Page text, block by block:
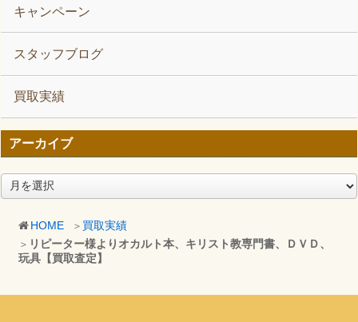
HOME
買取実績
リピーター様よりオカルト本、キリスト教専門書、ＤＶＤ、
玩具【買取査定】
キャンペーン
スタッフブログ
買取実績
アーカイブ
ア
ー